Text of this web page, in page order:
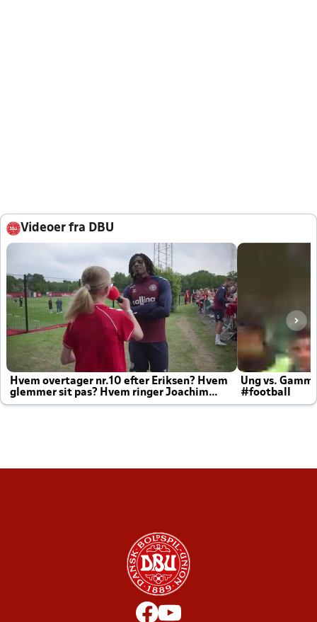
Videoer fra DBU
Hvem overtager nr.10 efter Eriksen? Hvem
glemmer sit pas? Hvem ringer Joachim
altid til efter kampe?
Ung vs.
#football